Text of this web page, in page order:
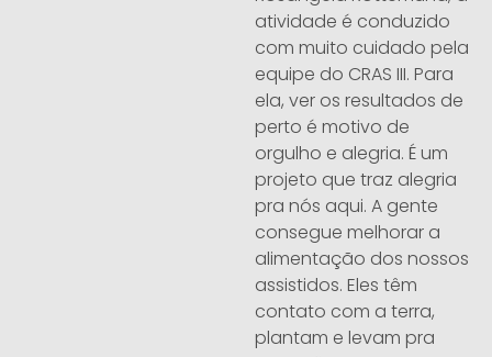
atividade é conduzido
com muito cuidado pela
equipe do CRAS III. Para
ela, ver os resultados de
perto é motivo de
orgulho e alegria. É um
projeto que traz alegria
pra nós aqui. A gente
consegue melhorar a
alimentação dos nossos
assistidos. Eles têm
contato com a terra,
plantam e levam pra